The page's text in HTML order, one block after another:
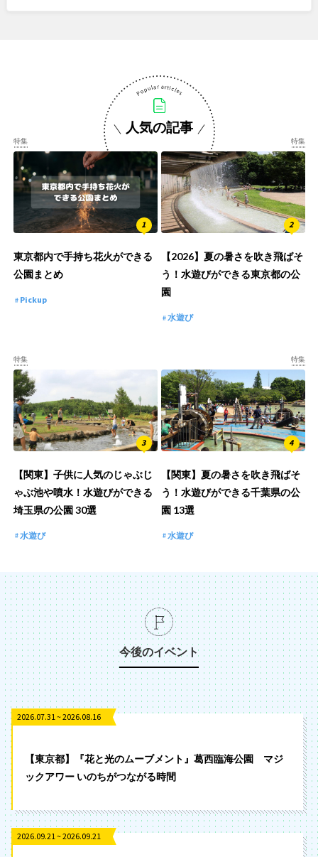
人気の記事
特集
東京都内で手持ち花火ができる
公園まとめ
Pickup
特集
【2026】夏の暑さを吹き飛ばそ
う！水遊びができる東京都の公
園
水遊び
特集
【関東】子供に人気のじゃぶじ
ゃぶ池や噴水！水遊びができる
埼玉県の公園 30選
水遊び
特集
【関東】夏の暑さを吹き飛ばそ
う！水遊びができる千葉県の公
園 13選
水遊び
今後のイベント
2026.07.31 ~ 2026.08.16
【東京都】『花と光のムーブメント』葛西臨海公園 マジ
ックアワー いのちがつながる時間
2026.09.21 ~ 2026.09.21